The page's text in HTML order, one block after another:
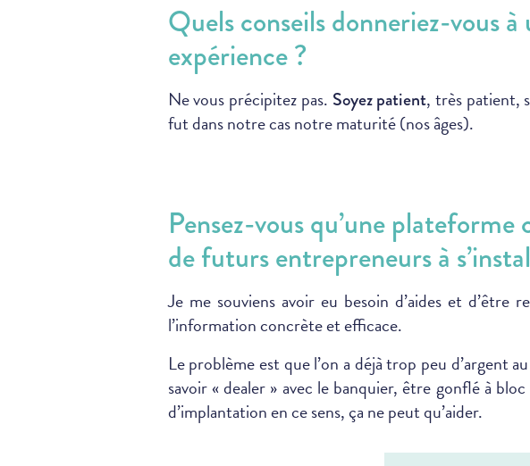
Quels conseils donneriez-vous
expérience ?
Ne vous précipitez pas. Soyez patient, très patient,
fut dans notre cas notre maturité (nos âges).
Pensez-vous qu’une
de futurs entrepreneurs à
Je me souviens avoir eu besoin d’aides et d’être
l’information concrète et efficace.
Le problème est que l’on a déjà trop peu d’argent
savoir « dealer » avec le banquier, être gonflé à
d’implantation en ce sens, ça ne peut qu’aider.